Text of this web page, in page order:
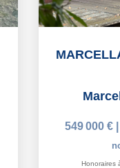
549 000 €
Honoraires